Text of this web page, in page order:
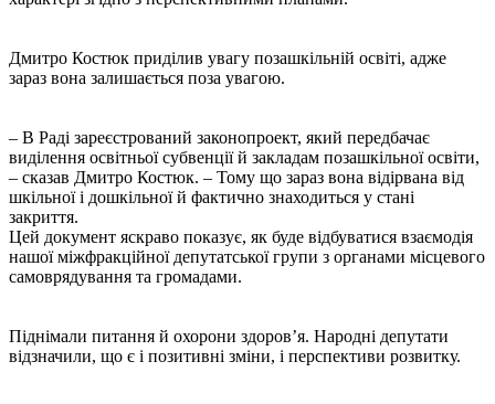
Дмитро Костюк приділив увагу позашкільній освіті, адже
зараз вона залишається поза увагою.
– В Раді зареєстрований законопроект, який передбачає
виділення освітньої субвенції й закладам позашкільної освіти,
– сказав Дмитро Костюк. – Тому що зараз вона відірвана від
шкільної і дошкільної й фактично знаходиться у стані
закриття.
Цей документ яскраво показує, як буде відбуватися взаємодія
нашої міжфракційної депутатської групи з органами місцевого
самоврядування та громадами.
Піднімали питання й охорони здоров’я. Народні депутати
відзначили, що є і позитивні зміни, і перспективи розвитку.